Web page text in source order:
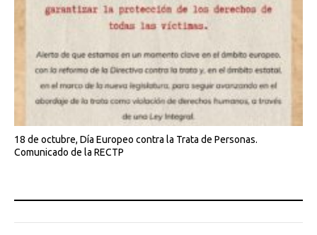
18 de octubre, Día Europeo contra la Trata de Personas.
Comunicado de la RECTP